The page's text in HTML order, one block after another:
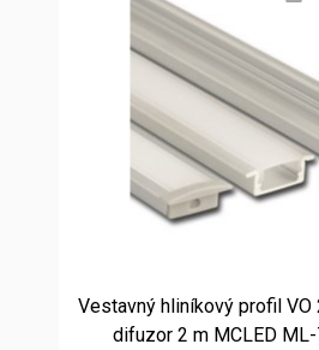
Vestavný hliníkový profil VO
difuzor 2 m MCLED